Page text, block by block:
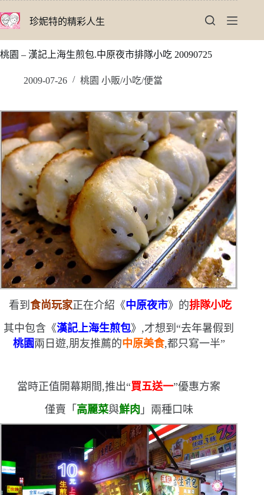
至
要
珍妮特的精彩人生
桃園 – 漢記上海生煎包.中原夜市排隊小吃 20090725
2009-07-26 桃園 小販/小吃/便當
看到 食尚玩家正在介紹《中原夜市》的排隊小吃
其中包含《漢記上海生煎包》,才想到 “去年暑假到
桃園兩日遊,朋友推薦的中原美食,都只寫一半”
當時正值開幕期間,推出“買五送一”優惠方案
僅賣「 高麗菜與鮮肉 」兩種口味